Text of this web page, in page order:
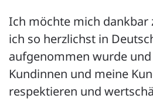
Ich möchte mich dankbar
ich so herzlichst in
aufgenommen wurde
Kundinnen und meine
respektieren und